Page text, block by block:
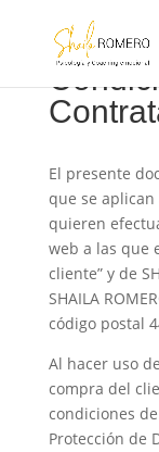
El presente
que se aplican
quieren
web a las que
cliente” y de
SHAILA
código postal
Al hacer uso
compra del
condiciones
Protección de